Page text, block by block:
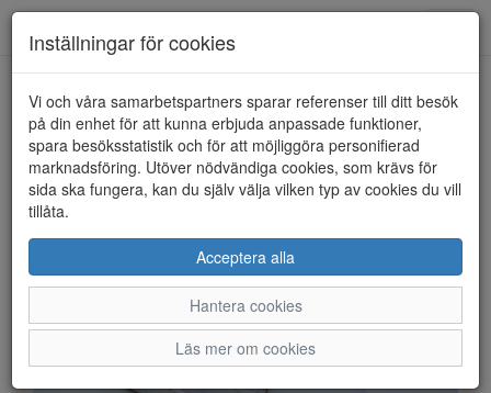
HEM RIEKER
Inställningar för cookies
Vi och våra samarbetspartners sparar referenser till ditt besök
på din enhet för att kunna erbjuda anpassade funktioner,
spara besöksstatistik och för att möjliggöra personifierad
marknadsföring. Utöver nödvändiga cookies, som krävs för
sida ska fungera, kan du själv välja vilken typ av cookies du vill
tillåta.
Acceptera alla
Hantera cookies
Läs mer om cookies